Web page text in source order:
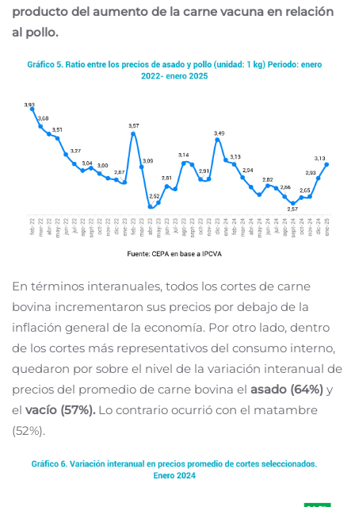
producto del aumento de la carne vacuna en relación
al pollo.
En términos interanuales, todos los cortes de carne
bovina incrementaron sus precios por debajo de la
inflación general de la economía. Por otro lado, dentro
de los cortes más representativos del consumo interno,
quedaron por sobre el nivel de la variación interanual de
precios del promedio de carne bovina el asado (64%) y
el vacío (57%).Lo contrario ocurrió con el matambre
(52%).